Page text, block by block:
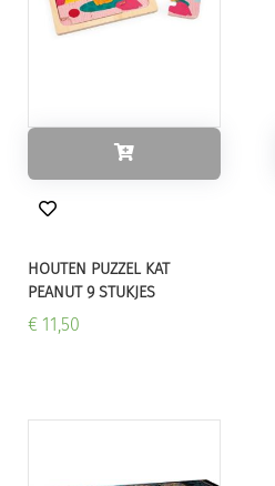
HOUTEN PUZZEL KAT
PEANUT 9 STUKJES
€ 11,50